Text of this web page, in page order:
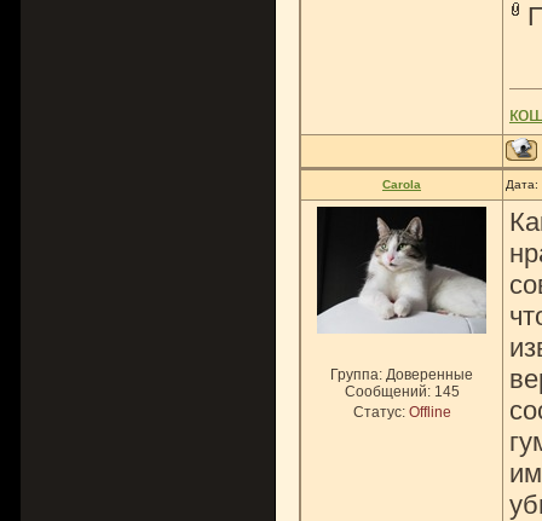
Carola Дата:
Группа: Доверенные
Сообщений: 145
Статус: Offline